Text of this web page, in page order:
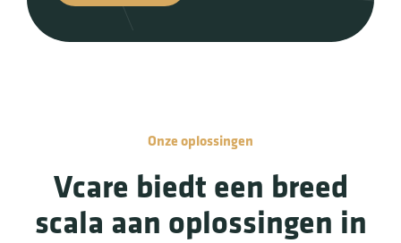
Onze oplossingen
Vcare biedt een breed
scala aan oplossingen in